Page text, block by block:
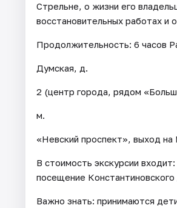
Стрельне, о жизни его
восстановительных работах и
Продолжительность: 6 часов
Думская, д.
2 (центр города, рядом
м.
«Невский проспект», выход на
В стоимость экскурсии
посещение
Важно знать: принимаются